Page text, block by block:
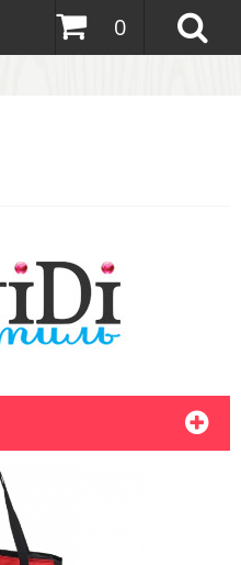
0